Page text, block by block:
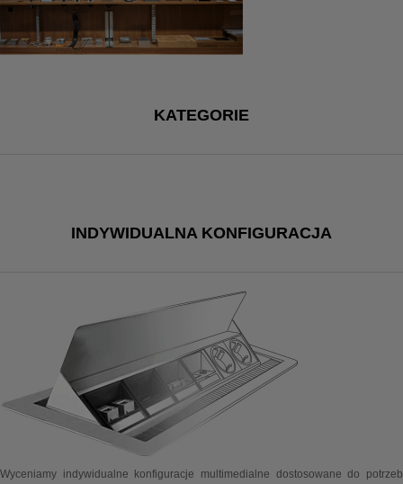
KATEGORIE
INDYWIDUALNA KONFIGURACJA
Wyceniamy indywidualne konfiguracje multimedialne dostosowane do potrzeb